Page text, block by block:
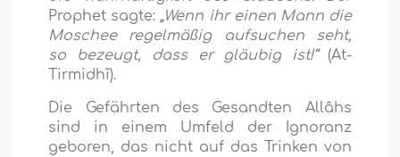
Prophet sagte: „Wenn ihr einen Mann die
Moschee regelmäßig aufsuchen seht,
so bezeugt, dass er gläubig ist!“(At-
Tirmidhî).
Die Gefährten des Gesandten Allâhs
sind in einem Umfeld der Ignoranz
geboren, das nicht auf das Trinken von